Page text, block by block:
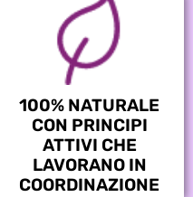
100% NATURALE
CON PRINCIPI
ATTIVI CHE
LAVORANO IN
COORDINAZIONE